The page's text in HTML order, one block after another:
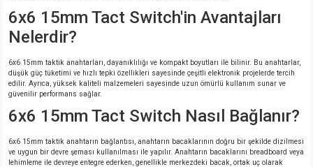
6x6 15mm Tact Switch'in Avantajları
Nelerdir?
6x6 15mm taktik anahtarları, dayanıklılığı ve kompakt boyutları ile bilinir. Bu anahtarlar,
düşük güç tüketimi ve hızlı tepki özellikleri sayesinde çeşitli elektronik projelerde tercih
edilir. Ayrıca, yüksek kaliteli malzemeleri sayesinde uzun ömürlü kullanım sunar ve
güvenilir performans sağlar.
6x6 15mm Tact Switch Nasıl Bağlanır?
6x6 15mm taktik anahtarın bağlantısı, anahtarın bacaklarının doğru bir şekilde dizilmesi
ve uygun bir devre şeması kullanılması ile yapılır. Anahtarın bacaklarını breadboard veya
lehimleme ile devreye entegre ederken, genellikle merkezdeki bacak, ortak uç olarak